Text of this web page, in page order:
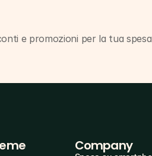
e promozioni per la tua
Company